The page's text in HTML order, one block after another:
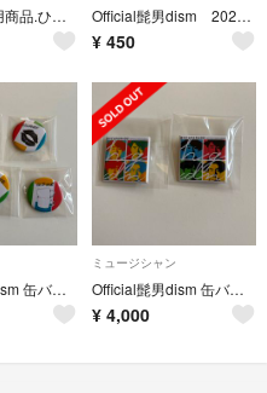
nekoさま専用商品.ひげだんシール他 Official髭男dism 2026年ファンクラブ会員継続特典
¥ 450
Official髭男dism 缶バッジ
ミュージシャン
Official髭男dism 缶バッジ ESCAPARADE
¥ 4,000